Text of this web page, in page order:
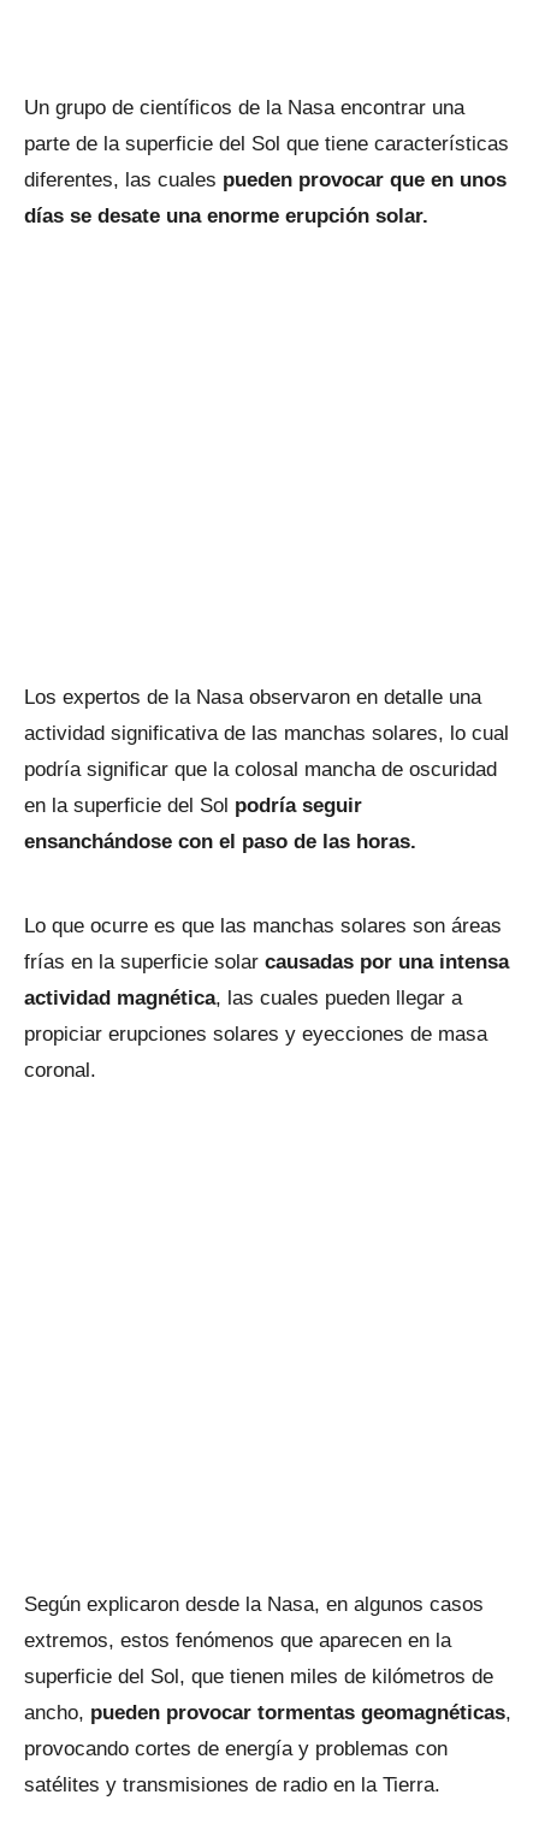
Un grupo de científicos de la Nasa encontrar una
parte de la superficie del Sol que tiene características
diferentes, las cuales pueden provocar que en unos
días se desate una enorme erupción solar.
Los expertos de la Nasa observaron en detalle una
actividad significativa de las manchas solares, lo cual
podría significar que la colosal mancha de oscuridad
en la superficie del Sol podría seguir
ensanchándose con el paso de las horas.
Lo que ocurre es que las manchas solares son áreas
frías en la superficie solar causadas por una intensa
actividad magnética, las cuales pueden llegar a
propiciar erupciones solares y eyecciones de masa
coronal.
Según explicaron desde la Nasa, en algunos casos
extremos, estos fenómenos que aparecen en la
superficie del Sol, que tienen miles de kilómetros de
ancho, pueden provocar tormentas geomagnéticas,
provocando cortes de energía y problemas con
satélites y transmisiones de radio en la Tierra.